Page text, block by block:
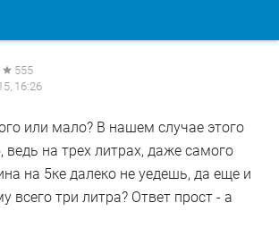
555
16:26
или мало? В нашем случае этого
ведь на трех литрах, даже самого
на 5ке далеко не уедешь, да еще и
всего три литра? Ответ прост - а